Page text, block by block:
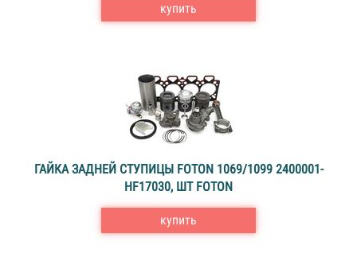
купить
ГАЙКА ЗАДНЕЙ СТУПИЦЫ FOTON 1069/1099 2400001-
НF17030, ШТ FOTON
купить